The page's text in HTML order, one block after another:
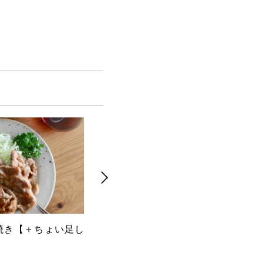
き【＋ちょい足し